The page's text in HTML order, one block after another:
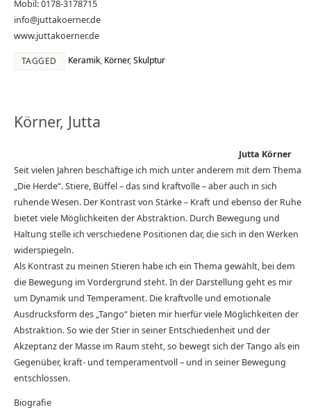
Mobil: 0178-3178715
info@juttakoerner.de
www.juttakoerner.de
TAGGED Keramik, Körner,Skulptur
Körner, Jutta
Jutta Körner
Seit vielen Jahren beschäftige ich mich unter anderem mit dem Thema
„Die Herde“. Stiere, Büffel – das sind kraftvolle – aber auch in sich
ruhende Wesen. Der Kontrast von Stärke – Kraft und ebenso der Ruhe
bietet viele Möglichkeiten der Abstraktion. Durch Bewegung und
Haltung stelle ich verschiedene Positionen dar, die sich in den Werken
widerspiegeln.
Als Kontrast zu meinen Stieren habe ich ein Thema gewählt, bei dem
die Bewegung im Vordergrund steht. In der Darstellung geht es mir
um Dynamik und Temperament. Die kraftvolle und emotionale
Ausdrucksform des „Tango“ bieten mir hierfür viele Möglichkeiten der
Abstraktion. So wie der Stier in seiner Entschiedenheit und der
Akzeptanz der Masse im Raum steht, so bewegt sich der Tango als ein
Gegenüber, kraft- und temperamentvoll – und in seiner Bewegung
entschlossen.
Biografie